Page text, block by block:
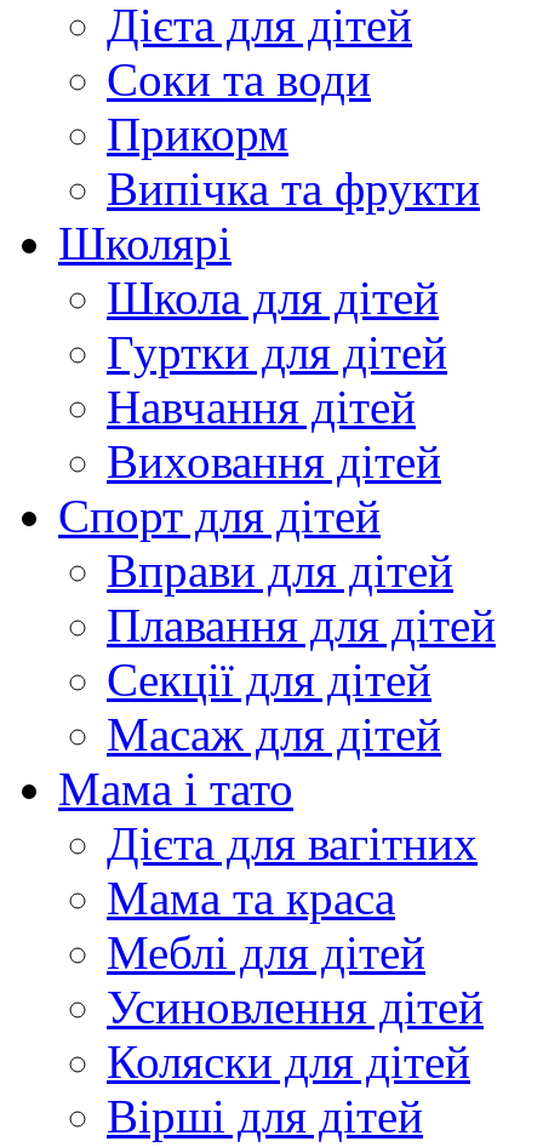
Дієта для дітей
Соки та води
Прикорм
Випічка та фрукти
Школярі
Школа для дітей
Гуртки для дітей
Навчання дітей
Виховання дітей
Спорт для дітей
Вправи для дітей
Плавання для дітей
Секції для дітей
Масаж для дітей
Мама і тато
Дієта для вагітних
Мама та краса
Меблі для дітей
Усиновлення дітей
Коляски для дітей
Вірші для дітей